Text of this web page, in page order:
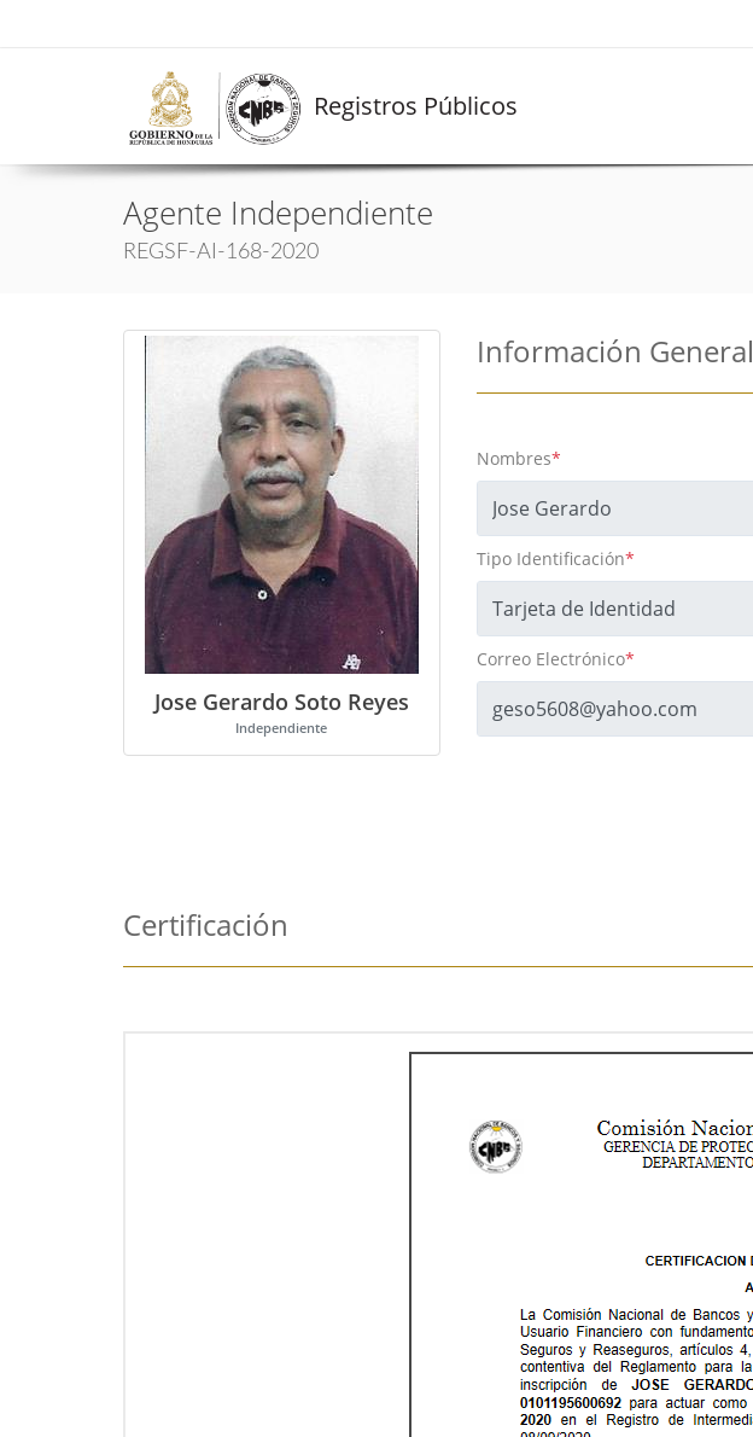
Registros Públicos
Agente Independiente
REGSF-AI-168-2020
Jose Gerardo Soto Reyes
Independiente
Información General
Nombres*
Tipo Identificación*
Correo Electrónico*
Certificación